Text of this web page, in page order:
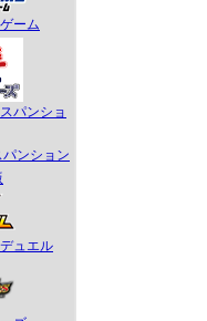
ーム
パンショ
ンション
ュエル